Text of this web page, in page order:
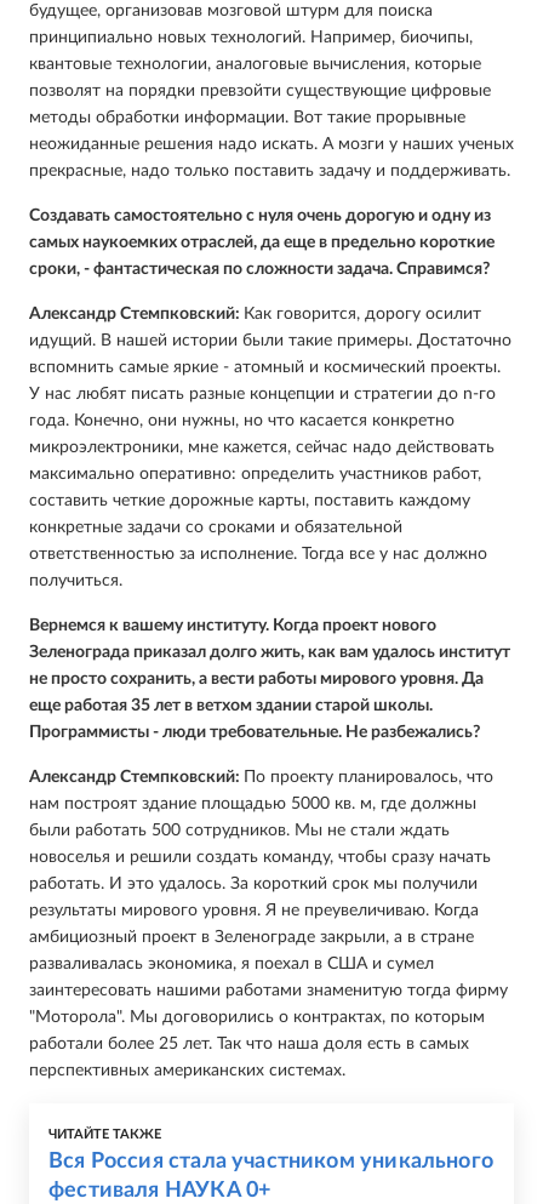
будущее, организовав мозговой штурм для поиска
принципиально новых технологий. Например, биочипы,
квантовые технологии, аналоговые вычисления, которые
позволят на порядки превзойти существующие цифровые
методы обработки информации. Вот такие прорывные
неожиданные решения надо искать. А мозги у наших ученых
прекрасные, надо только поставить задачу и поддерживать.
Создавать самостоятельно с нуля очень дорогую и одну из
самых наукоемких отраслей, да еще в предельно короткие
сроки, - фантастическая по сложности задача. Справимся?
Александр Стемпковский: Как говорится, дорогу осилит
идущий. В нашей истории были такие примеры. Достаточно
вспомнить самые яркие - атомный и космический проекты.
У нас любят писать разные концепции и стратегии до n-го
года. Конечно, они нужны, но что касается конкретно
микроэлектроники, мне кажется, сейчас надо действовать
максимально оперативно: определить участников работ,
составить четкие дорожные карты, поставить каждому
конкретные задачи со сроками и обязательной
ответственностью за исполнение. Тогда все у нас должно
получиться.
Вернемся к вашему институту. Когда проект нового
Зеленограда приказал долго жить, как вам удалось институт
не просто сохранить, а вести работы мирового уровня. Да
еще работая 35 лет в ветхом здании старой школы.
Программисты - люди требовательные. Не разбежались?
Александр Стемпковский:
По проекту планировалось, что
нам построят здание площадью 5000 кв. м, где должны
были работать 500 сотрудников. Мы не стали ждать
новоселья и решили создать команду, чтобы сразу начать
работать. И это удалось. За короткий срок мы получили
результаты мирового уровня. Я не преувеличиваю. Когда
амбициозный проект в Зеленограде закрыли, а в стране
разваливалась экономика, я поехал в США и сумел
заинтересовать нашими работами знаменитую тогда фирму
"Моторола". Мы договорились о контрактах, по которым
работали более 25 лет. Так что наша доля есть в самых
перспективных американских системах.
ЧИТАЙТЕ ТАКЖЕ
Вся Россия стала участником уникального
фестиваля НАУКА 0+